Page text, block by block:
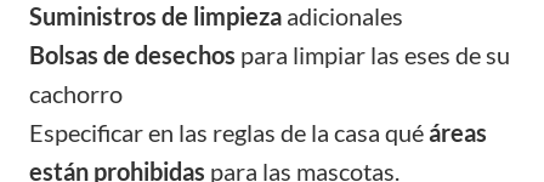
Suministros de limpieza adicionales
Bolsas de desechos para limpiar las eses de su
cachorro
Especificar en las reglas de la casa quéáreas
están prohibidas para las mascotas.